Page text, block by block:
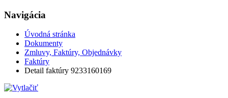
Navigácia
Úvodná stránka
Dokumenty
Zmluvy, Faktúry, Objednávky
Faktúry
Detail faktúry 9233160169